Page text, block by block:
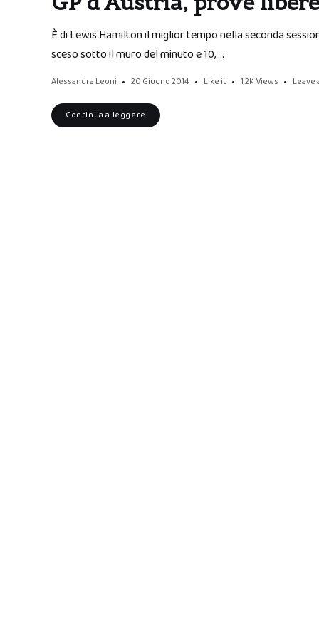
È di Lewis Hamilton il miglior tempo nella seconda
sceso sotto il muro del minuto e 10, …
Alessandra Leoni 20 Giugno 2014 Like it 1.2K Views
Continua a leggere